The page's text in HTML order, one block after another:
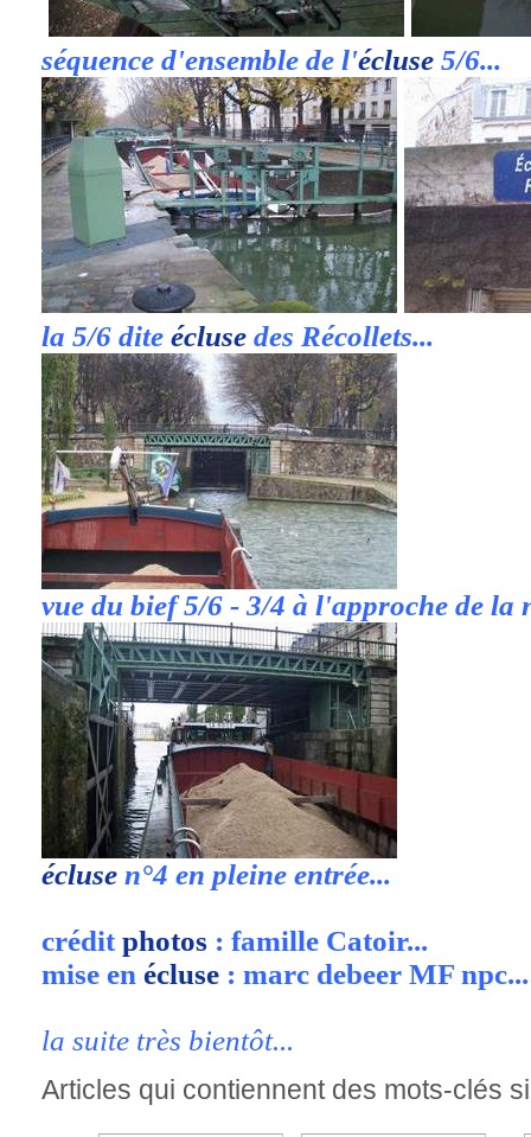
séquence d'ensemble de l'écluse 5/6...
la 5/6 dite écluse des Récollets...
vue du bief 5/6 - 3/4 à l'approche de la
écluse n°4 en pleine entrée...
créditphotos : famille Catoir...
mise en écluse : marc debeer MF npc...
la suite très bientôt...
Articles qui contiennent des mots-clés